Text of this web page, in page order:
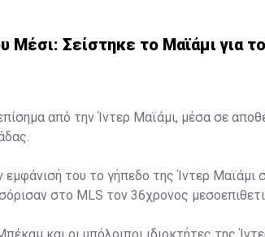
Μέσι: Σείστηκε το Μαϊάμι για
από την Ίντερ Μαϊάμι, μέσα σε
του το γήπεδο της Ίντερ Μαϊάμι
στο MLS τον 36χρονος
και οι υπόλοιποι ιδιοκτήτες της